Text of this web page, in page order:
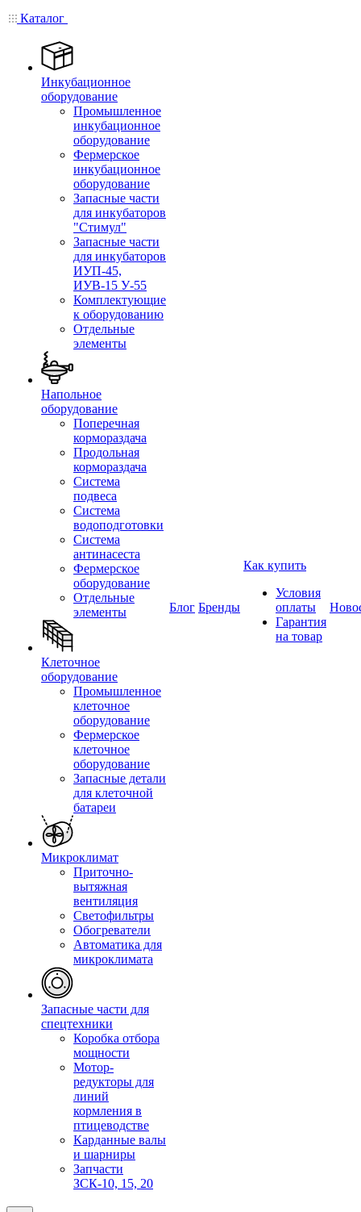
Каталог
Инкубационное
оборудование
Промышленное
инкубационное
оборудование
Фермерское
инкубационное
оборудование
Запасные части
для инкубаторов
"Стимул"
Запасные части
для инкубаторов
ИУП-45,
ИУВ-15 У-55
Комплектующие
к оборудованию
Отдельные
элементы
Напольное
оборудование
Поперечная
кормораздача
Продольная
кормораздача
Система
подвеса
Система
водоподготовки
Система
антинасеста
Фермерское
оборудование
Отдельные
элементы
Клеточное
оборудование
Промышленное
клеточное
оборудование
Фермерское
клеточное
оборудование
Запасные детали
для клеточной
батареи
Микроклимат
Приточно-
вытяжная
вентиляция
Светофильтры
Обогреватели
Автоматика для
микроклимата
Запасные части для
спецтехники
Коробка отбора
мощности
Мотор-
редукторы для
линий
кормления в
птицеводстве
Карданные валы
и шарниры
Запчасти
ЗСК-10, 15, 20
Блог Бренды
Как купить
Условия
оплаты
Гарантия
на товар